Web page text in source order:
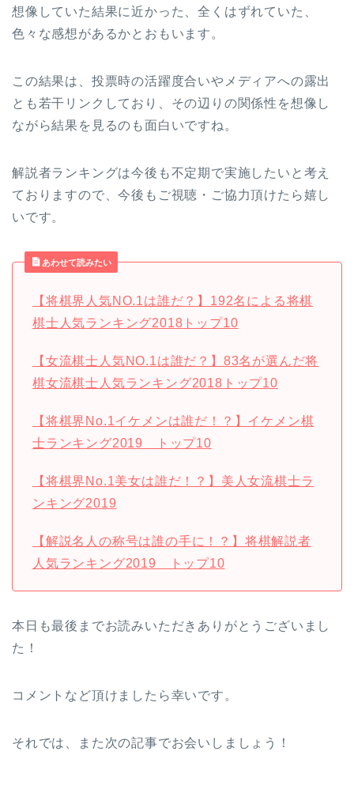
想像していた結果に近かった、全くはずれていた、
色々な感想があるかとおもいます。
この結果は、投票時の活躍度合いやメディアへの露出
とも若干リンクしており、その辺りの関係性を想像し
ながら結果を見るのも面白いですね。
解説者ランキングは今後も不定期で実施したいと考え
ておりますので、今後もご視聴・ご協力頂けたら嬉し
いです。
あわせて読みたい
【将棋界人気NO.1は誰だ？】 192名による将棋
棋士人気ランキング2018 トップ10
【女流棋士人気NO.1は誰だ？】 83名が選んだ将
棋女流棋士人気ランキング2018 トップ10
【将棋界No.1イケメンは誰だ！？】イケメン棋
士ランキング2019 トップ10
【将棋界 No.1美女は誰だ！？】美人女流棋士ラ
ンキング2019
【解説名人の称号は誰の手に！？】将棋解説者
人気ランキング2019 トップ10
本日も最後までお読みいただきありがとうございまし
た！
コメントなど頂けましたら幸いです。
それでは、また次の記事でお会いしましょう！